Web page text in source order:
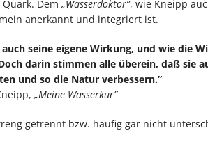
Dem „Wasserdoktor”, wie Kneipp
anerkannt und inte­griert ist.
seine eigene Wirkung, und wie die
darin stimmen alle überein, daß sie
und so die Natur verbessern.”
„Meine Wasserkur”
getrennt bzw. häufig gar nicht